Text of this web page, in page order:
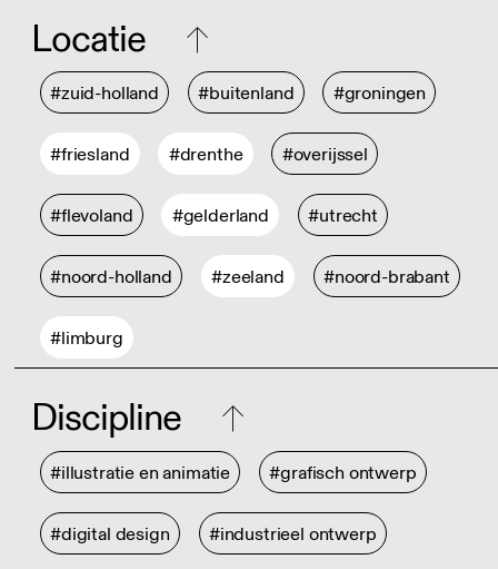
Locatie
#zuid-holland #buitenland #groningen
#friesland #drenthe #overijssel
#flevoland #gelderland #utrecht
#noord-holland #zeeland #noord-brabant
#limburg
Discipline
#illustratie en animatie #grafisch ontwerp
#digital design #industrieel ontwerp